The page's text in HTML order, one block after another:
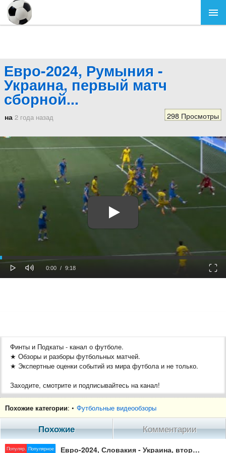
Евро-2024, Румыния -
Украина, первый матч
сборной...
на 2 года назад 298 Просмотры
Play Mute
Current
0:00 / Duration
9:18
Финты и Подкаты - канал о футболе.
★ Обзоры и разборы футбольных матчей.
★ Экспертные оценки событий из мира футбола и не только.
Заходите, смотрите и подписывайтесь на канал!
➧ Карта 4363237511542699 (автору на развитие канала)
➧ Канал в Telegram - https://t.me/fintipodkati
➧ Фейсбук - https://www.facebook.com/profile.php?
Похожие категории: • Футбольные видеообзоры
Похожие Комментарии
Популяр. Популярное Евро-2024, Словакия - Украина, второй матч сборной